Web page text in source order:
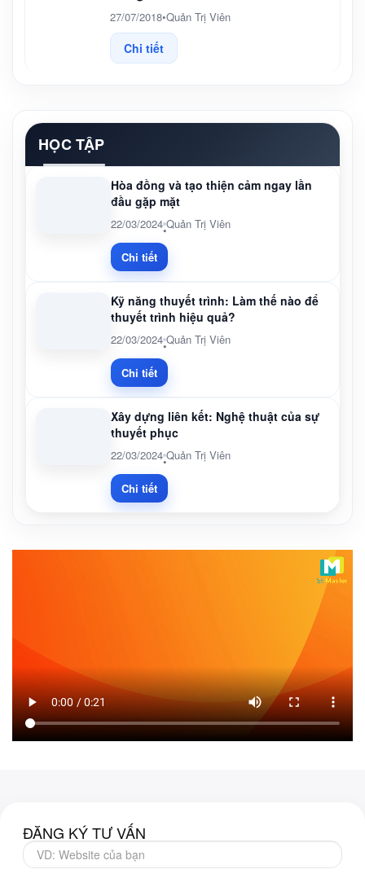
27/07/2018•Quản Trị Viên
Chi tiết
HỌC TẬP
Hòa đồng và tạo thiện cảm ngay lần
đầu gặp mặt
22/03/2024•Quản Trị Viên
Chi tiết
Kỹ năng thuyết trình: Làm thế nào để
thuyết trình hiệu quả?
22/03/2024•Quản Trị Viên
Chi tiết
Xây dựng liên kết: Nghệ thuật của sự
thuyết phục
22/03/2024•Quản Trị Viên
Chi tiết
ĐĂNG KÝ TƯ VẤN